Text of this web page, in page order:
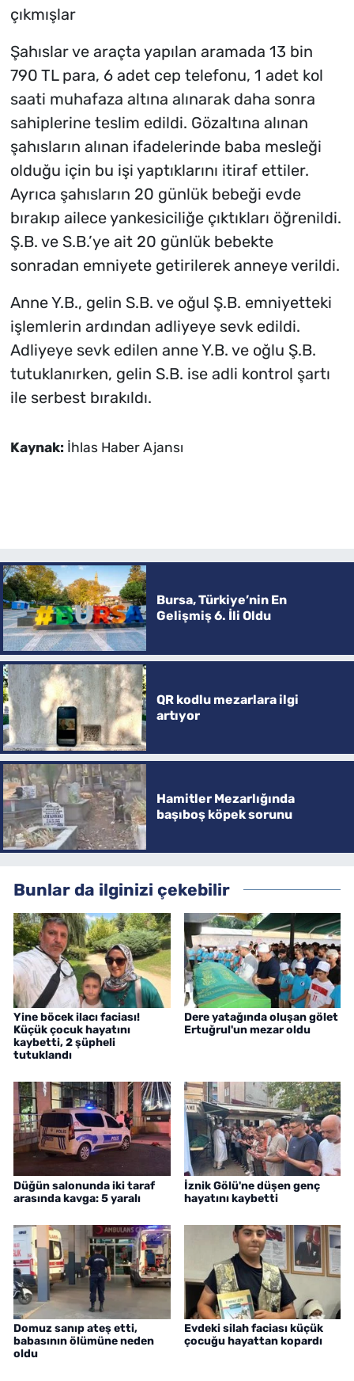
çıkmışlar
Şahıslar ve araçta yapılan aramada 13 bin
790 TL para, 6 adet cep telefonu, 1 adet kol
saati muhafaza altına alınarak daha sonra
sahiplerine teslim edildi. Gözaltına alınan
şahısların alınan ifadelerinde baba mesleği
olduğu için bu işi yaptıklarını itiraf ettiler.
Ayrıca şahısların 20 günlük bebeği evde
bırakıp ailece yankesiciliğe çıktıkları öğrenildi.
Ş.B. ve S.B.’ye ait 20 günlük bebekte
sonradan emniyete getirilerek anneye verildi.
Anne Y.B., gelin S.B. ve oğul Ş.B. emniyetteki
işlemlerin ardından adliyeye sevk edildi.
Adliyeye sevk edilen anne Y.B. ve oğlu Ş.B.
tutuklanırken, gelin S.B. ise adli kontrol şartı
ile serbest bırakıldı.
Kaynak: İhlas Haber Ajansı
Bursa, Türkiye’nin En
Gelişmiş 6. İli Oldu
QR kodlu mezarlara ilgi
artıyor
Hamitler Mezarlığında
başıboş köpek sorunu
Bunlar da ilginizi çekebilir
Yine böcek ilacı faciası!
Küçük çocuk hayatını
kaybetti, 2 şüpheli
tutuklandı
Dere yatağında oluşan gölet
Ertuğrul'un mezar oldu
Düğün salonunda iki taraf
arasında kavga: 5 yaralı
İznik Gölü'ne düşen genç
hayatını kaybetti
Domuz sanıp ateş etti,
babasının ölümüne neden
oldu
Evdeki silah faciası küçük
çocuğu hayattan kopardı